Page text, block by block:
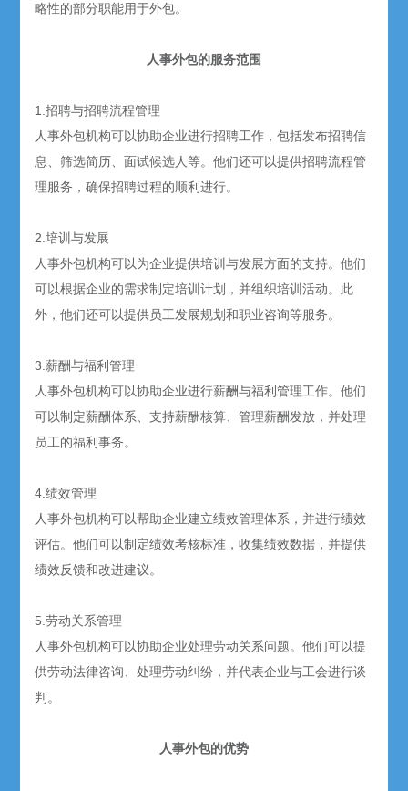
略性的部分职能用于外包。
人事外包的服务范围
1.招聘与招聘流程管理
人事外包机构可以协助企业进行招聘工作，包括发布招聘信
息、筛选简历、面试候选人等。他们还可以提供招聘流程管
理服务，确保招聘过程的顺利进行。
2.培训与发展
人事外包机构可以为企业提供培训与发展方面的支持。他们
可以根据企业的需求制定培训计划，并组织培训活动。此
外，他们还可以提供员工发展规划和职业咨询等服务。
3.薪酬与福利管理
人事外包机构可以协助企业进行薪酬与福利管理工作。他们
可以制定薪酬体系、支持薪酬核算、管理薪酬发放，并处理
员工的福利事务。
4.绩效管理
人事外包机构可以帮助企业建立绩效管理体系，并进行绩效
评估。他们可以制定绩效考核标准，收集绩效数据，并提供
绩效反馈和改进建议。
5.劳动关系管理
人事外包机构可以协助企业处理劳动关系问题。他们可以提
供劳动法律咨询、处理劳动纠纷，并代表企业与工会进行谈
判。
人事外包的优势